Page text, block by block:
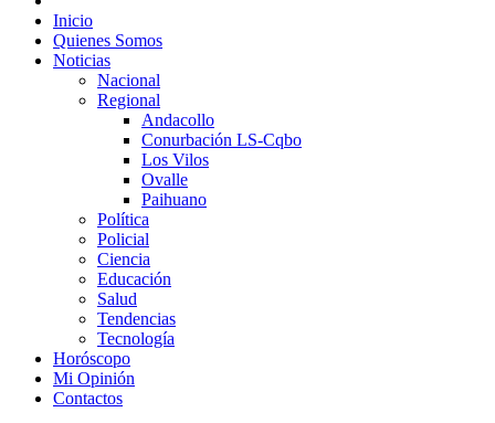
Inicio
Quienes Somos
Noticias
Nacional
Regional
Andacollo
Conurbación LS-Cqbo
Los Vilos
Ovalle
Paihuano
Política
Policial
Ciencia
Educación
Salud
Tendencias
Tecnología
Horóscopo
Mi Opinión
Contactos